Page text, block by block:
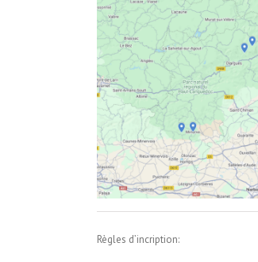
Règles d’incription: